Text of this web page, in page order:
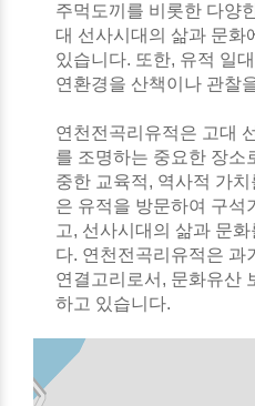
주먹도끼를 비롯한 다양
대 선사시대의 삶과 문화
있습니다. 또한, 유적 일
연환경을 산책이나 관찰
연천전곡리유적은 고대
를 조명하는 중요한 장소
중한 교육적, 역사적 가
은 유적을 방문하여 구석
고, 선사시대의 삶과 문
다. 연천전곡리유적은 과
연결고리로서, 문화유산
하고 있습니다.